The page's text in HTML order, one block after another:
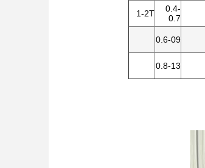
0.4-
0.7
1-2T
0.6-09
0.8-13